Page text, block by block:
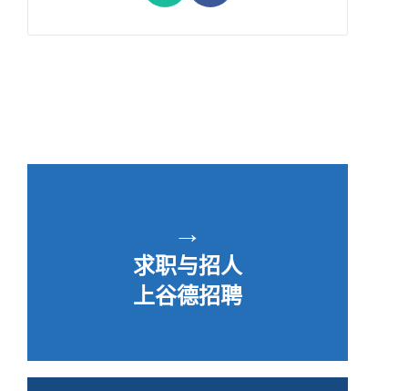
→
求职与招人
上谷德招聘